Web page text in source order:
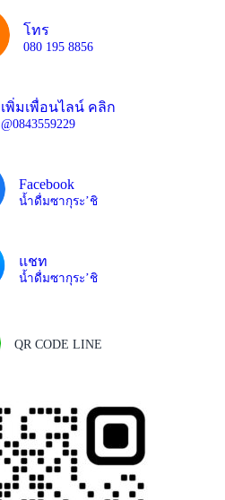
โทร
080 195 8856
เพิ่มเพื่อนไลน์ คลิก
@0843559229
Facebook
น้ำดื่มซากุระ’ชิ
แชท
น้ำดื่มซากุระ’ชิ
QR CODE LINE